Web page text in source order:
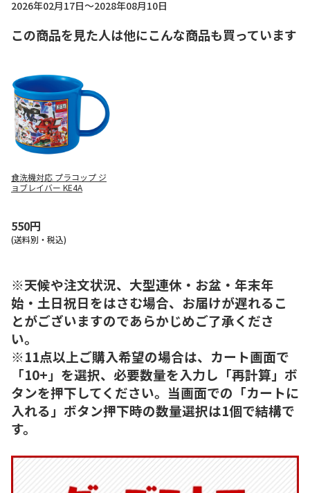
2026年02月17日～2028年08月10日
この商品を見た人は他にこんな商品も買っています
食洗機対応 プラコップ ジ
ョブレイバー KE4A
550円
(送料別・税込)
※天候や注文状況、大型連休・お盆・年末年
始・土日祝日をはさむ場合、お届けが遅れるこ
とがございますのであらかじめご了承くださ
い。
※11点以上ご購入希望の場合は、カート画面で
「10+」を選択、必要数量を入力し「再計算」ボ
タンを押下してください。当画面での「カートに
入れる」ボタン押下時の数量選択は1個で結構で
す。